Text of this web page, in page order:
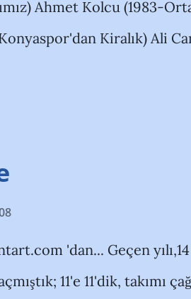
yok! Gönül bağımız
Ahmet Kolcu (1983-
Kiralık) Ali
Korucuoğlu (1984/
Emre Efe
Kiralık) Erdim Çelik
Ortasaha/Boluspor)
Gökhan Kula (1984/
'dan... Geçen
11'e 11'dik, takımı